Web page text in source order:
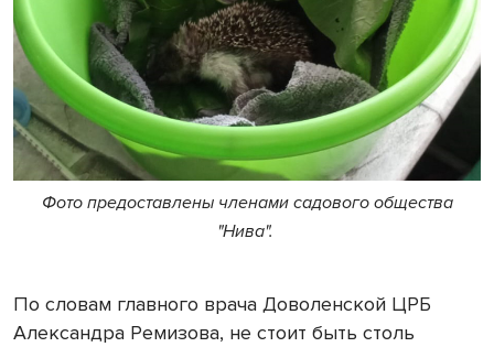
Фото предоставлены членами садового общества
"Нива".
По словам главного врача Доволенской ЦРБ
Александра Ремизова, не стоит быть столь